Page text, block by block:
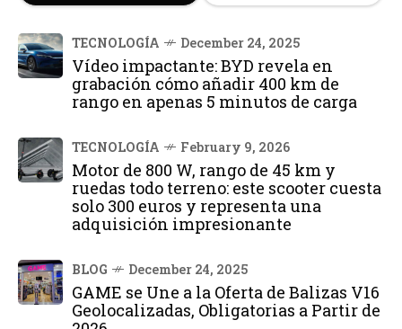
TECNOLOGÍA December 24, 2025
Vídeo impactante: BYD revela en
grabación cómo añadir 400 km de
rango en apenas 5 minutos de carga
TECNOLOGÍA February 9, 2026
Motor de 800 W, rango de 45 km y
ruedas todo terreno: este scooter cuesta
solo 300 euros y representa una
adquisición impresionante
BLOG December 24, 2025
GAME se Une a la Oferta de Balizas V16
Geolocalizadas, Obligatorias a Partir de